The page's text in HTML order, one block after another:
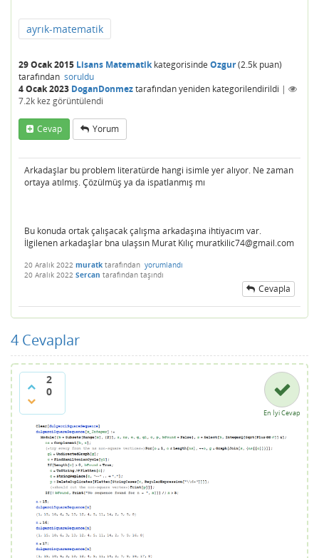
ayrık-matematik
29 Ocak 2015 Lisans Matematikkategorisinde Ozgur(2.5k puan)
tarafından soruldu
4 Ocak 2023 DoganDonmeztarafındanyeniden kategorilendirildi |
7.2k kez görüntülendi
Cevap Yorum
Arkadaşlar bu problem literatürde hangi isimle yer alıyor. Ne zaman
ortaya atılmış. Çözülmüş ya da ispatlanmış mı
Bu konuda ortak çalışacak çalışma arkadaşına ihtiyacım var.
İlgilenen arkadaşlar bna ulaşsın Murat Kılıç muratkilic74@gmail.com
20 Aralık 2022 muratk tarafından yorumlandı
20 Aralık 2022 Sercan tarafından taşındı
Cevapla
4 Cevaplar
2
0
En İyi Cevap